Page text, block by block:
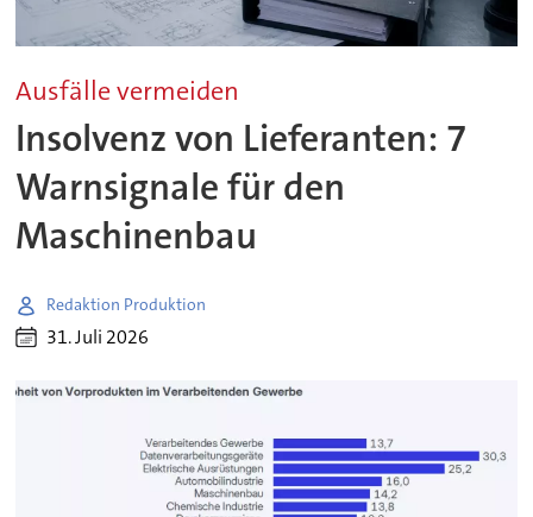
Ausfälle vermeiden
Insolvenz von Lieferanten: 7
Warnsignale für den
Maschinenbau
Redaktion Produktion
31. Juli 2026